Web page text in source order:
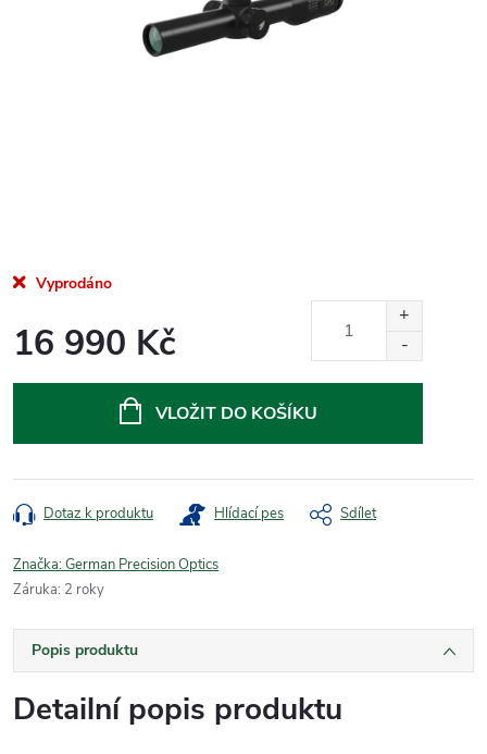
Vyprodáno
16 990 Kč
VLOŽIT DO KOŠÍKU
Dotaz k produktu Hlídací pes Sdílet
Značka:German Precision Optics
Záruka: 2 roky
Popis produktu
Detailní popis produktu